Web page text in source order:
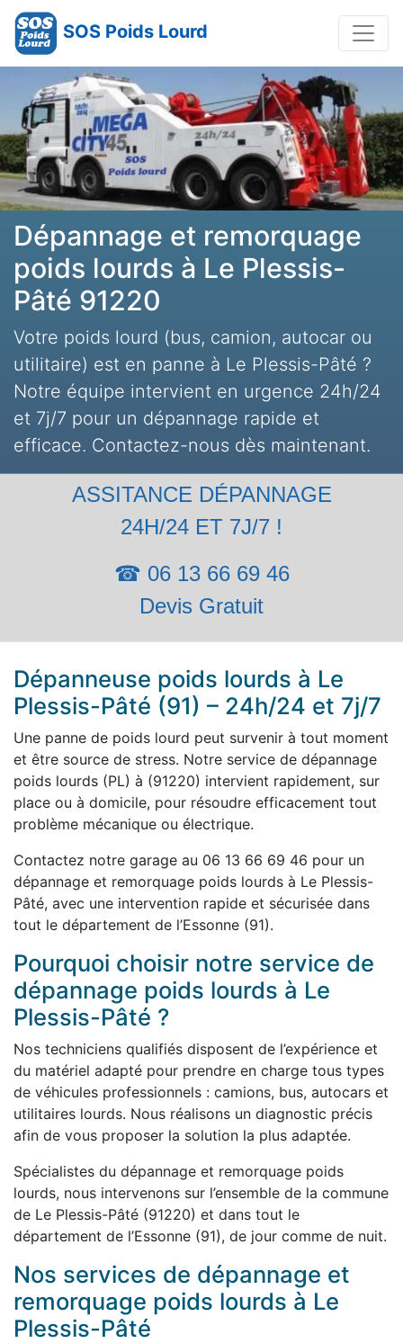
SOS Poids Lourd
Dépannage et remorquage
poids lourds à Le Plessis-
Pâté 91220
Votre poids lourd (bus, camion, autocar ou
utilitaire) est en panne à Le Plessis-Pâté ?
Notre équipe intervient en urgence 24h/24
et 7j/7 pour un dépannage rapide et
efficace. Contactez-nous dès maintenant.
ASSITANCE DÉPANNAGE
24H/24 ET 7J/7 !
☎ 06 13 66 69 46
Devis Gratuit
Dépanneuse poids lourds à Le
Plessis-Pâté (91) – 24h/24 et 7j/7
Une panne de poids lourd peut survenir à tout moment
et être source de stress. Notre service de dépannage
poids lourds (PL) à (91220) intervient rapidement, sur
place ou à domicile, pour résoudre efficacement tout
problème mécanique ou électrique.
Contactez notre garage au 06 13 66 69 46 pour un
dépannage et remorquage poids lourds à Le Plessis-
Pâté, avec une intervention rapide et sécurisée dans
tout le département de l’Essonne (91).
Pourquoi choisir notre service de
dépannage poids lourds à Le
Plessis-Pâté ?
Nos techniciens qualifiés disposent de l’expérience et
du matériel adapté pour prendre en charge tous types
de véhicules professionnels : camions, bus, autocars et
utilitaires lourds. Nous réalisons un diagnostic précis
afin de vous proposer la solution la plus adaptée.
Spécialistes du dépannage et remorquage poids
lourds, nous intervenons sur l’ensemble de la commune
de Le Plessis-Pâté (91220) et dans tout le
département de l’Essonne (91), de jour comme de nuit.
Nos services de dépannage et
remorquage poids lourds à Le
Plessis-Pâté